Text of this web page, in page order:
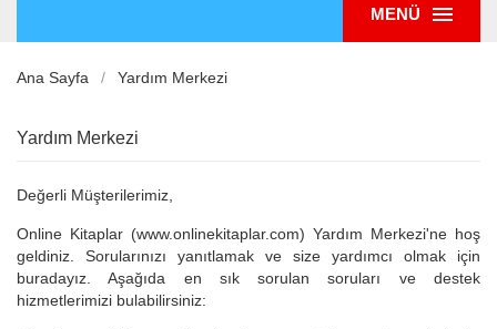
MENÜ
Ana Sayfa Yardım Merkezi
Yardım Merkezi
Değerli Müşterilerimiz,
Online Kitaplar (www.onlinekitaplar.com) Yardım Merkezi'ne hoş
geldiniz. Sorularınızı yanıtlamak ve size yardımcı olmak için
buradayız. Aşağıda en sık sorulan soruları ve destek
hizmetlerimizi bulabilirsiniz: